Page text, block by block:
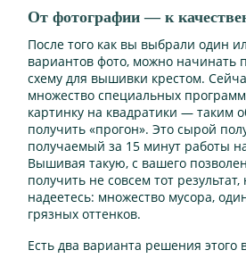
От фотографии — к
После того как вы выбрали один
вариантов фото, можно начинать
схему для вышивки крестом.
множество специальных
картинку на квадратики — таким
получить «прогон». Это сырой
получаемый за 15 минут работы
Вышивая такую, с вашего
получить не совсем тот
надеетесь: множество мусора,
грязных оттенков.
Есть два варианта решения этого